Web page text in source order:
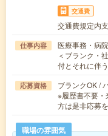
交通費
交通費規定内
仕事内容
医療事務・病
＜ブランク・
付とそれに伴
応募資格
ブランクOK /
※履歴書不要・
方は是非応募
職場の雰囲気